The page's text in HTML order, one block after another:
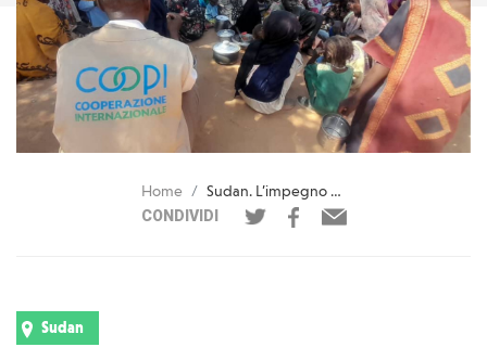
Home
Sudan. L’impegno e l’appello di COOPI per sostenere la popolazione in fuga dalle violenze
CONDIVIDI
Sudan